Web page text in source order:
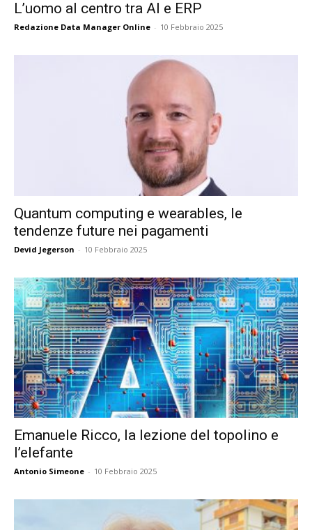
L’uomo al centro tra AI e ERP
Redazione Data Manager Online - 10 Febbraio 2025
Quantum computing e wearables, le
tendenze future nei pagamenti
Devid Jegerson - 10 Febbraio 2025
Emanuele Ricco, la lezione del topolino e
l’elefante
Antonio Simeone - 10 Febbraio 2025